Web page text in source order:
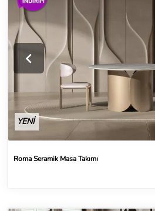
YENİ
Roma Seramik Masa Takımı